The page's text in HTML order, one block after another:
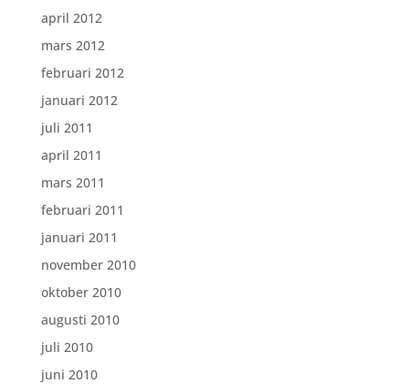
april 2012
mars 2012
februari 2012
januari 2012
juli 2011
april 2011
mars 2011
februari 2011
januari 2011
november 2010
oktober 2010
augusti 2010
juli 2010
juni 2010